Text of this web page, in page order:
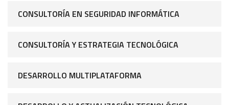
CONSULTORÍA EN SEGURIDAD INFORMÁTICA
CONSULTORÍA Y ESTRATEGIA TECNOLÓGICA
DESARROLLO MULTIPLATAFORMA